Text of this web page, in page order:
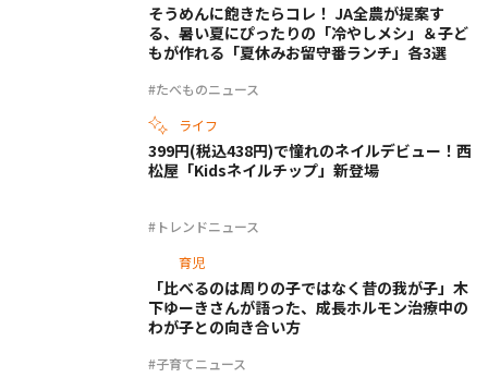
#たべものニュース
そうめんに飽きたらコレ！ JA全農が提案す
る、暑い夏にぴったりの「冷やしメシ」＆子ど
もが作れる「夏休みお留守番ランチ」各3選
ライフ
#トレンドニュース
399円(税込438円)で憧れのネイルデビュー！西
松屋「Kidsネイルチップ」新登場
育児
#子育てニュース
「比べるのは周りの子ではなく昔の我が子」木
下ゆーきさんが語った、成長ホルモン治療中の
わが子との向き合い方